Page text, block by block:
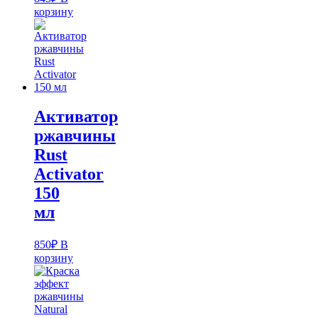
корзину
Активатор
ржавчины
Rust
Activator
150
мл
850₽ В
корзину